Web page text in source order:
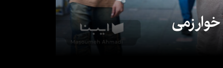
خوارزمی